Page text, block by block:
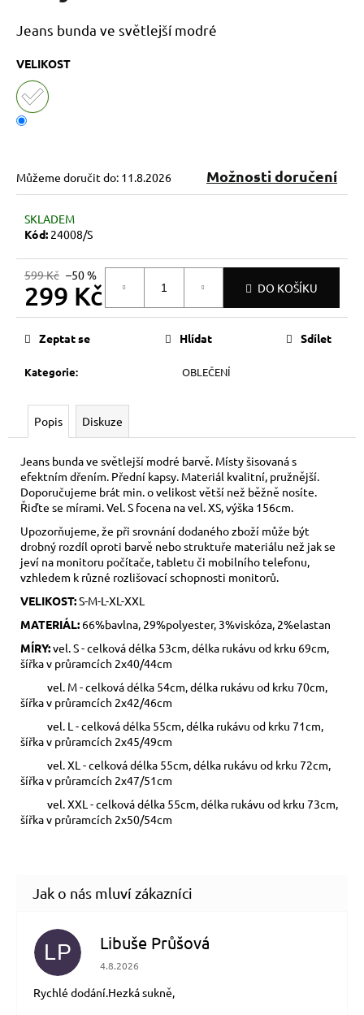
Jeans bunda ve světlejší modré
VELIKOST
Můžeme doručit do: 11.8.2026 Možnosti doručení
SKLADEM
Kód: 24008/S
599 Kč –50 %
299 Kč
Měrná
DO KOŠÍKU
Kategorie: OBLEČENÍ
Zeptat se Hlídat Sdílet
Popis Diskuze
Jeans bunda ve světlejší modré barvě. Místy šisovaná s
efektním dřením. Přední kapsy. Materiál kvalitní, pružnější.
Doporučujeme brát min. o velikost větší než běžně nosíte.
Řiďte se mírami. Vel. S focena na vel. XS, výška 156cm.
Upozorňujeme, že při srovnání dodaného zboží může být
drobný rozdíl oproti barvě nebo struktuře materiálu než jak se
jeví na monitoru počítače, tabletu či mobilního telefonu,
vzhledem k různé rozlišovací schopnosti monitorů.
VELIKOST:S-M-L-XL-XXL
MATERIÁL: 66%bavlna, 29%polyester, 3%viskóza, 2%elastan
MÍRY:vel. S - celková délka 53cm, délka rukávu od krku 69cm,
šířka v průramcích 2x40/44cm
vel. M - celková délka 54cm, délka rukávu od krku 70cm,
šířka v průramcích 2x42/46cm
vel. L - celková délka 55cm, délka rukávu od krku 71cm,
šířka v průramcích 2x45/49cm
vel. XL - celková délka 55cm, délka rukávu od krku 72cm,
šířka v průramcích 2x47/51cm
vel. XXL - celková délka 55cm, délka rukávu od krku 73cm,
šířka v průramcích 2x50/54cm
LP Libuše Průšová
Hodnocení obchodu je 5 z 5 hvězdiček.
4.8.2026
Rychlé dodání.Hezká sukně,
u
j
e
m
e